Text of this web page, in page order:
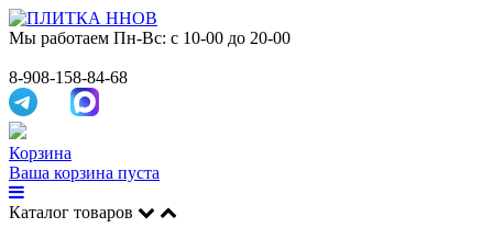
Мы работаем Пн-Вс: с 10-00 до 20-00
8-908-158-84-68
Корзина
Ваша корзина пуста
Каталог товаров